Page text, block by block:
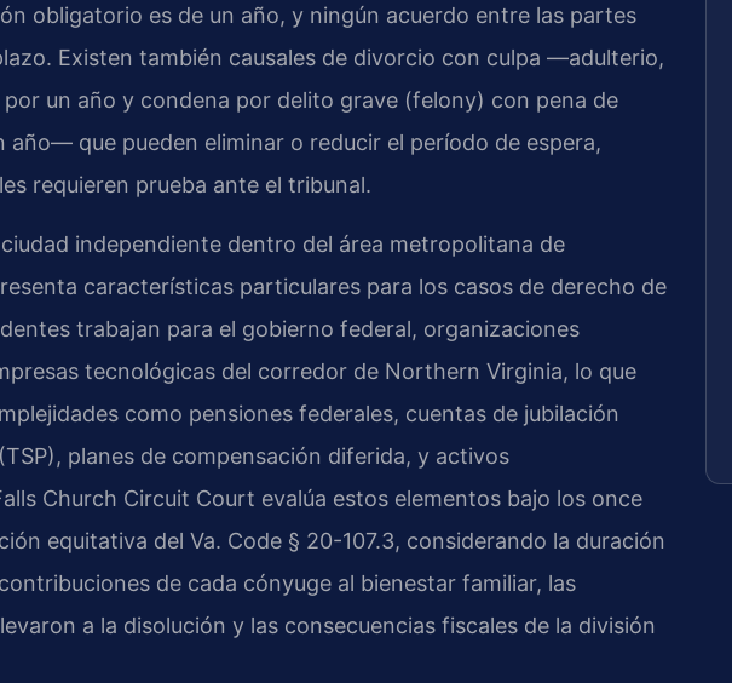
obligatorio es de un año, y ningún acuerdo entre las partes
Existen también causales de divorcio con culpa —adulterio,
un año y condena por delito grave (felony) con pena de
año— que pueden eliminar o reducir el período de espera,
requieren prueba ante el tribunal.
independiente dentro del área metropolitana de
características particulares para los casos de derecho de
trabajan para el gobierno federal, organizaciones
tecnológicas del corredor de Northern Virginia, lo que
como pensiones federales, cuentas de jubilación
planes de compensación diferida, y activos
Church Circuit Court evalúa estos elementos bajo los once
equitativa del Va. Code § 20-107.3, considerando la duración
de cada cónyuge al bienestar familiar, las
a la disolución y las consecuencias fiscales de la división